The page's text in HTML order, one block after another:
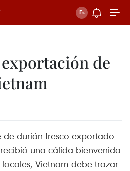
de
durián fresco exportado
una cálida bienvenida
Vietnam debe trazar